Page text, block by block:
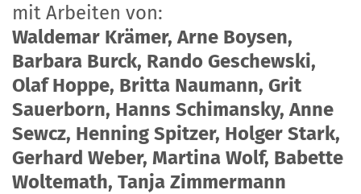
mit Arbeiten von:
Waldemar Krämer, Arne Boysen,
Barbara Burck, Rando Geschewski,
Olaf Hoppe, Britta Naumann, Grit
Sauerborn, Hanns Schimansky, Anne
Sewcz, Henning Spitzer, Holger Stark,
Gerhard Weber, Martina Wolf, Babette
Woltemath, Tanja Zimmermann